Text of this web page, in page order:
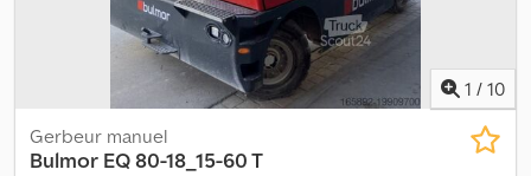
principal - Largeur de table 1400 mm, largeur utile des fourches
1200 mm - - Deutz Diesel TCD L4 3.6 - 74,4 kW - LSP 0,7 Réf. :
1 / 10
Gerbeur manuel
Bulmor EQ 80-18_15-60 T